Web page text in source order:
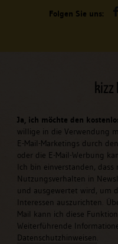
Folgen Sie uns:
Ja, ich möchte den
willige in die Verwendung
E-Mail-Marketings durch
oder die E-Mail-Werbung
Ich bin einverstanden, dass
Nutzungsverhalten in
und ausgewertet wird, um
Interessen auszurichten.
Mail kann ich diese
Weiterführende
Datenschutzhinweisen.